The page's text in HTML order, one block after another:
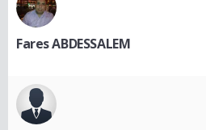
Fares ABDESSALEM